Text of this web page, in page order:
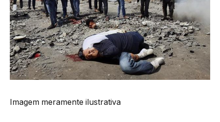
Imagem meramente ilustrativa